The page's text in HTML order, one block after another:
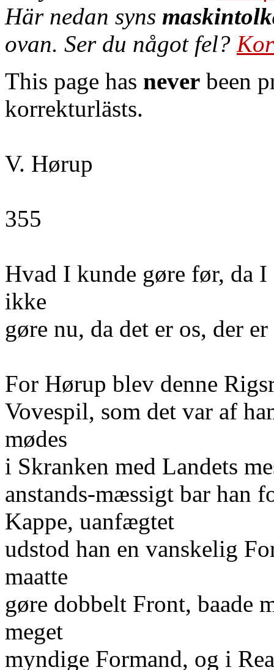
Här nedan syns
ovan. Ser du något fel?
This page has never been
korrekturlästs.
V. Hørup
355
Hvad I kunde gøre før, da
ikke
gøre nu, da det er os, der
For Hørup blev denne
Vovespil, som det var af
mødes
i Skranken med Landets
anstands-mæssigt bar han
Kappe, uanfægtet
udstod han en vanskelig
maatte
gøre dobbelt Front, baade
meget
myndige Formand, og i